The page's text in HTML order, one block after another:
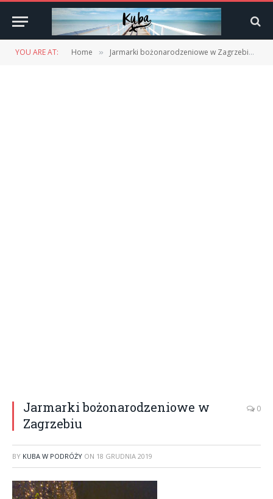
YOU ARE AT: Home » Jarmarki bożonarodzeniowe w Zagrzebiu
Jarmarki bożonarodzeniowe w
Zagrzebiu
0
BY KUBA W PODRÓŻY ON 18 GRUDNIA 2019